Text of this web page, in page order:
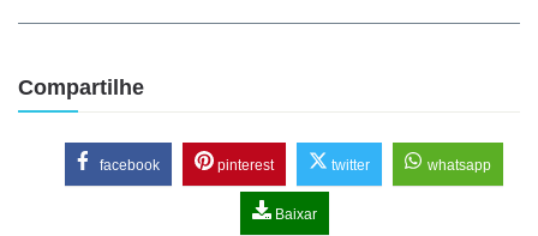
Compartilhe
facebook pinterest twitter whatsapp
Baixar